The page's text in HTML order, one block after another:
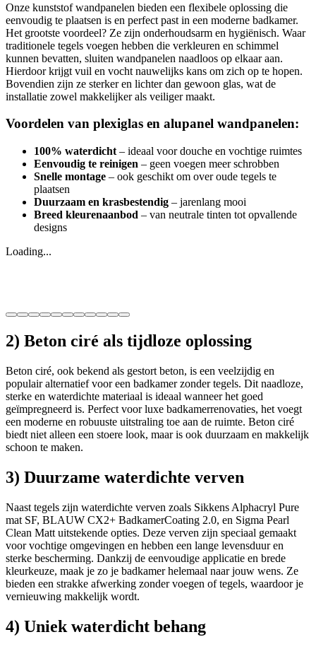
Onze kunststof wandpanelen bieden een flexibele oplossing die
eenvoudig te plaatsen is en perfect past in een moderne badkamer.
Het grootste voordeel? Ze zijn onderhoudsarm en hygiënisch. Waar
traditionele tegels voegen hebben die verkleuren en schimmel
kunnen bevatten, sluiten wandpanelen naadloos op elkaar aan.
Hierdoor krijgt vuil en vocht nauwelijks kans om zich op te hopen.
Bovendien zijn ze sterker en lichter dan gewoon glas, wat de
installatie zowel makkelijker als veiliger maakt.
Voordelen van plexiglas en alupanel wandpanelen:
100% waterdicht – ideaal voor douche en vochtige ruimtes
Eenvoudig te reinigen – geen voegen meer schrobben
Snelle montage – ook geschikt om over oude tegels te
plaatsen
Duurzaam en krasbestendig – jarenlang mooi
Breed kleurenaanbod – van neutrale tinten tot opvallende
designs
Loading...
2) Beton ciré als tijdloze oplossing
Beton ciré, ook bekend als gestort beton, is een veelzijdig en
populair alternatief voor een badkamer zonder tegels. Dit naadloze,
sterke en waterdichte materiaal is ideaal wanneer het goed
geïmpregneerd is. Perfect voor luxe badkamerrenovaties, het voegt
een moderne en robuuste uitstraling toe aan de ruimte. Beton ciré
biedt niet alleen een stoere look, maar is ook duurzaam en makkelijk
schoon te maken.
3) Duurzame waterdichte verven
Naast tegels zijn waterdichte verven zoals Sikkens Alphacryl Pure
mat SF, BLAUW CX2+ BadkamerCoating 2.0, en Sigma Pearl
Clean Matt uitstekende opties. Deze verven zijn speciaal gemaakt
voor vochtige omgevingen en hebben een lange levensduur en
sterke bescherming. Dankzij de eenvoudige applicatie en brede
kleurkeuze, maak je zo je badkamer helemaal naar jouw wens. Ze
bieden een strakke afwerking zonder voegen of tegels, waardoor je
vernieuwing makkelijk wordt.
4) Uniek waterdicht behang